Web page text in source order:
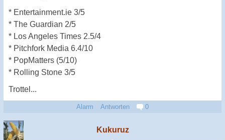
* Entertainment.ie 3/5
* The Guardian 2/5
* Los Angeles Times 2.5/4
* Pitchfork Media 6.4/10
* PopMatters (5/10)
* Rolling Stone 3/5
Trottel...
Alarm Antworten 0
Kukuruz